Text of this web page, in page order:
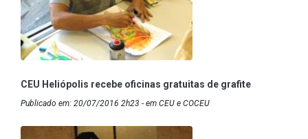
CEU Heliópolis recebe oficinas gratuitas de grafite
Publicado em: 20/07/2016 2h23 - em CEU e COCEU